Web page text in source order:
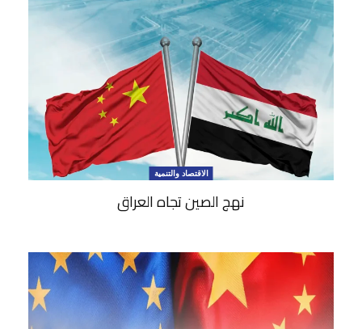
الاقتصاد والتنمية
نهج الصين تجاه العراق